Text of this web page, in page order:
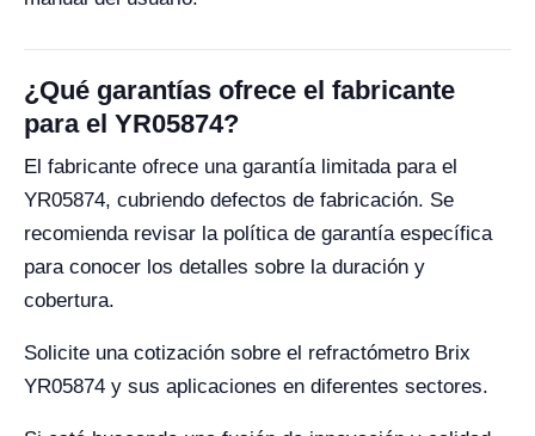
¿Qué garantías ofrece el fabricante
para el YR05874?
El fabricante ofrece una garantía limitada para el
YR05874, cubriendo defectos de fabricación. Se
recomienda revisar la política de garantía específica
para conocer los detalles sobre la duración y
cobertura.
Solicite una cotización sobre el refractómetro Brix
YR05874 y sus aplicaciones en diferentes sectores.